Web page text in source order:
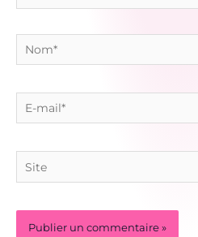
Nom*
E-
mail*
Site